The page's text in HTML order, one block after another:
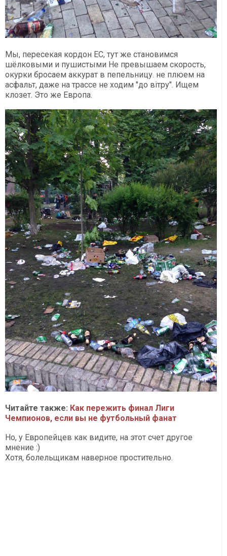
Мы, пересекая кордон ЕС, тут же становимся
шёлковыми и пушистыми Не превышаем скорость,
окурки бросаем аккурат в пепельницу. не плюем на
асфальт, даже на трассе не ходим "до вітру". Ищем
клозет. Это же Европа.
Читайте также: Как пережить финал Лиги
Чемпионов, если вы не футбольный фанат
Но, у Европейцев как видите, на этот счет другое
мнение :)
Хотя, болельщикам наверное простительно.